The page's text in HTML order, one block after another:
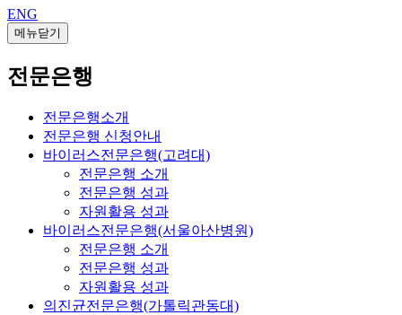
ENG
메뉴닫기
전문은행
전문은행소개
전문은행 신청안내
바이러스전문은행(고려대)
전문은행 소개
전문은행 성과
자원활용 성과
바이러스전문은행(서울아산병원)
전문은행 소개
전문은행 성과
자원활용 성과
의진균전문은행(가톨릭관동대)